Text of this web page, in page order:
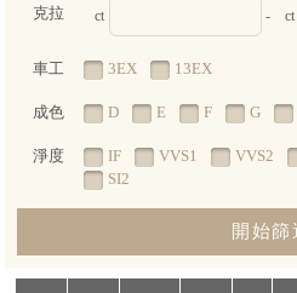
克拉 ct - ct
車工 3EX 13EX
成色 D E F G
淨度 IF VVS1 VVS2
SI2